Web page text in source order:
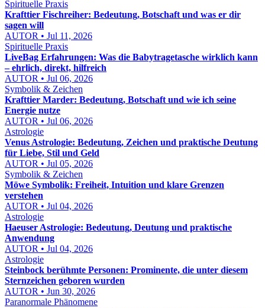
Spirituelle Praxis
Krafttier Fischreiher: Bedeutung, Botschaft und was er dir
sagen will
AUTOR • Jul 11, 2026
Spirituelle Praxis
LiveBag Erfahrungen: Was die Babytragetasche wirklich kann
– ehrlich, direkt, hilfreich
AUTOR • Jul 06, 2026
Symbolik & Zeichen
Krafttier Marder: Bedeutung, Botschaft und wie ich seine
Energie nutze
AUTOR • Jul 06, 2026
Astrologie
Venus Astrologie: Bedeutung, Zeichen und praktische Deutung
für Liebe, Stil und Geld
AUTOR • Jul 05, 2026
Symbolik & Zeichen
Möwe Symbolik: Freiheit, Intuition und klare Grenzen
verstehen
AUTOR • Jul 04, 2026
Astrologie
Haeuser Astrologie: Bedeutung, Deutung und praktische
Anwendung
AUTOR • Jul 04, 2026
Astrologie
Steinbock berühmte Personen: Prominente, die unter diesem
Sternzeichen geboren wurden
AUTOR • Jun 30, 2026
Paranormale Phänomene